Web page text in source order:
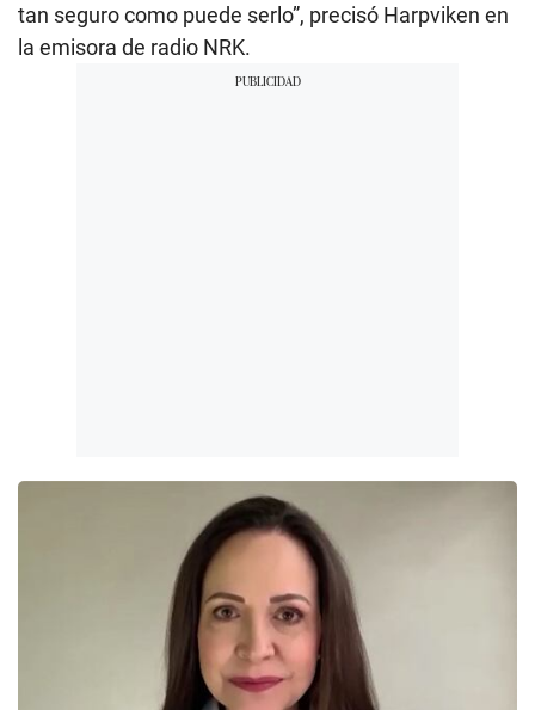
tan seguro como puede serlo”, precisó Harpviken en
la emisora de radio NRK.